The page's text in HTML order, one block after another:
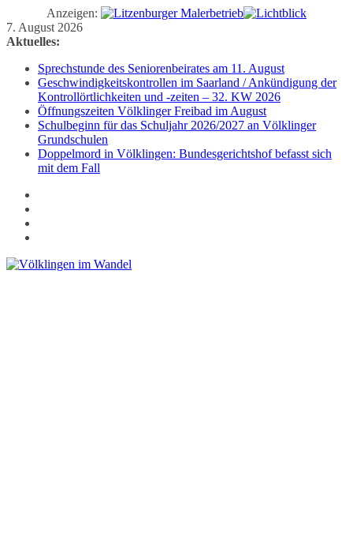
Anzeigen:
Zum
Inhalt
7. August 2026
Aktuelles:
Sprechstunde des Seniorenbeirates am 11. August
Geschwindigkeitskontrollen im Saarland / Ankündigung der
Kontrollörtlichkeiten und -zeiten – 32. KW 2026
Öffnungszeiten Völklinger Freibad im August
Schulbeginn für das Schuljahr 2026/2027 an Völklinger
Grundschulen
Doppelmord in Völklingen: Bundesgerichtshof befasst sich
mit dem Fall